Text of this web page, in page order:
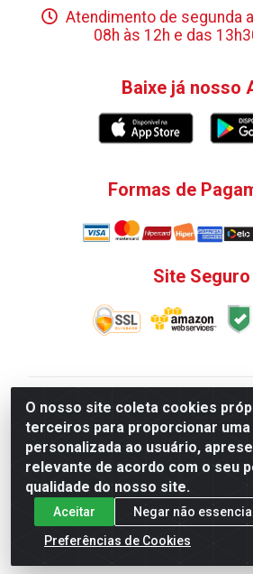
O nosso site coleta cookies
terceiros para proporcionar
personalizada ao usuário,
relevante de acordo com o seu
qualidade do nosso site.
Aceitar
Negar não
Preferências de Cookies
Atendimento de segunda
08h às 12h e das
Baixe já nosso
Formas de
Site Seguro
V. C. Ferragens LTDA - Rua do
Bandeira, Rio de Janeiro/ RJ - CEP
12.324.723/0001-
Todas as regras de promoções,
prazos de pagamento e entrega
válidos apenas para compras via
estoque sujeito a alterações